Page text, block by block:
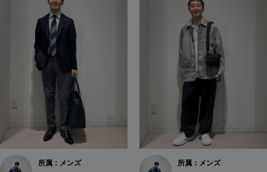
所属：メンズ
所属：メンズ